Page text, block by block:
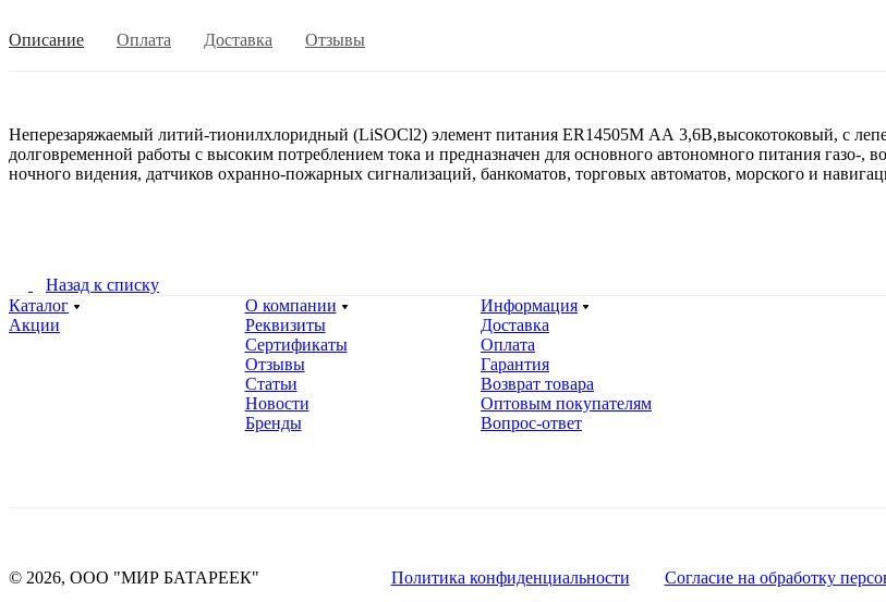
Описание Оплата Доставка Отзывы
Неперезаряжаемый литий-тионилхлоридный (LiSOCl2) элемент питания ER14505M АА 3,6В,высокотоковый, с
долговременной работы с высоким потреблением тока и предназначен для основного автономного питания газо-,
ночного видения, датчиков охранно-пожарных сигнализаций, банкоматов, торговых автоматов, морского и
Назад к списку
Каталог
Акции
О компании
Реквизиты
Сертификаты
Отзывы
Статьи
Новости
Бренды
Информация
Доставка
Оплата
Гарантия
Возврат товара
Оптовым покупателям
Вопрос-ответ
© 2026, ООО "МИР БАТАРЕЕК" Политика конфиденциальности Согласие на обработку